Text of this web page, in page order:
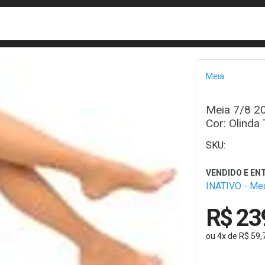
Meia
Meia 7/8
Cor: Olinda
INATIVO -
R$
ou 4xde R$